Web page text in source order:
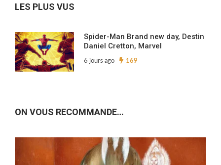
LES PLUS VUS
Spider-Man Brand new day, Destin
Daniel Cretton, Marvel
6 jours ago 169
ON VOUS RECOMMANDE…